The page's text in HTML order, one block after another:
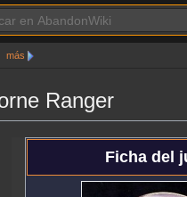
Ranger
Ficha del
más